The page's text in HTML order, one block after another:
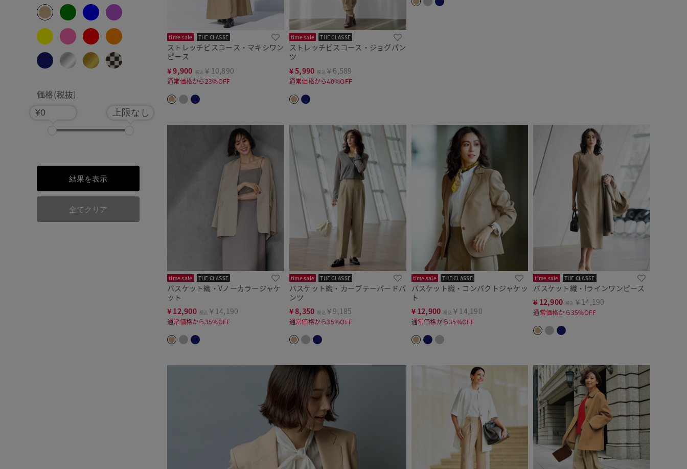
価格(税抜)
¥0 上限なし
結果を表示
全てクリア
time sale THE CLASSE
ストレッチビスコース・マキシワン
ピース
¥9,900 税込 ￥10,890
通常価格から23%OFF
time sale THE CLASSE
ストレッチビスコース・ジョグパン
ツ
¥5,990 税込 ￥6,589
通常価格から40%OFF
time sale THE CLASSE
バスケット織・Vノーカラージャケ
ット
¥ 12,900 税込 ￥14,190
通常価格から35%OFF
time sale THE CLASSE
バスケット織・カーブテーパードパ
ンツ
¥8,350 税込 ￥9,185
通常価格から35%OFF
time sale THE CLASSE
バスケット織・コンパクトジャケッ
ト
¥ 12,900 税込 ￥14,190
通常価格から35%OFF
time sale THE CLASSE
バスケット織・Iラインワンピース
¥ 12,900 税込 ￥14,190
通常価格から35%OFF